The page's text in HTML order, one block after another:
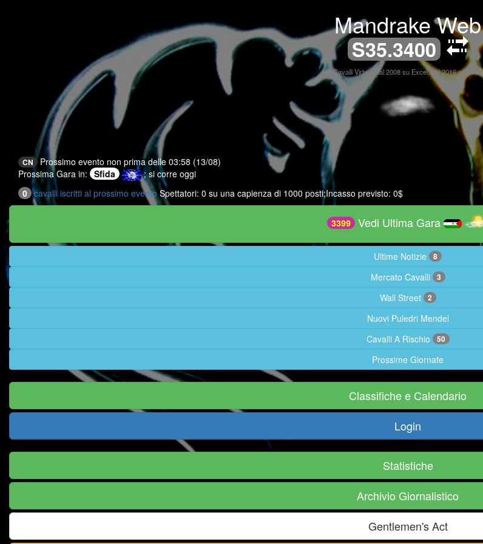
Mandrake Web
S35.3400
Cavalli Virtuali dal 2008 su Excel, dal 2016 sul Web
CN Prossimo evento non prima delle 03:58 (13/08)
Prossima Gara in: Sfida
; si corre oggi
0 cavalli iscritti al prossimo eventoSpettatori: 0 su una capienza di 1000 posti;Incasso previsto: 0$
3399 Vedi Ultima Gara
Ultime Notizie 8
Mercato Cavalli 3
Wall Street 2
Nuovi Puledri Mendel
Cavalli A Rischio
50
Prossime Giornate
Classifiche e Calendario
Login
Statistiche
Archivio Giornalistico
Gentlemen's Act